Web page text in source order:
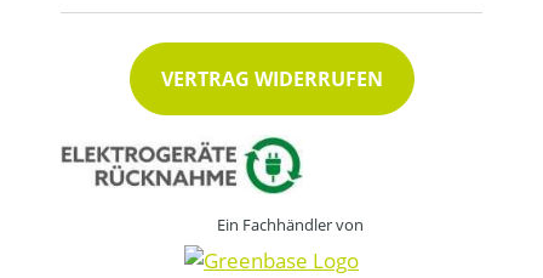
VERTRAG WIDERRUFEN
Ein Fachhändler von